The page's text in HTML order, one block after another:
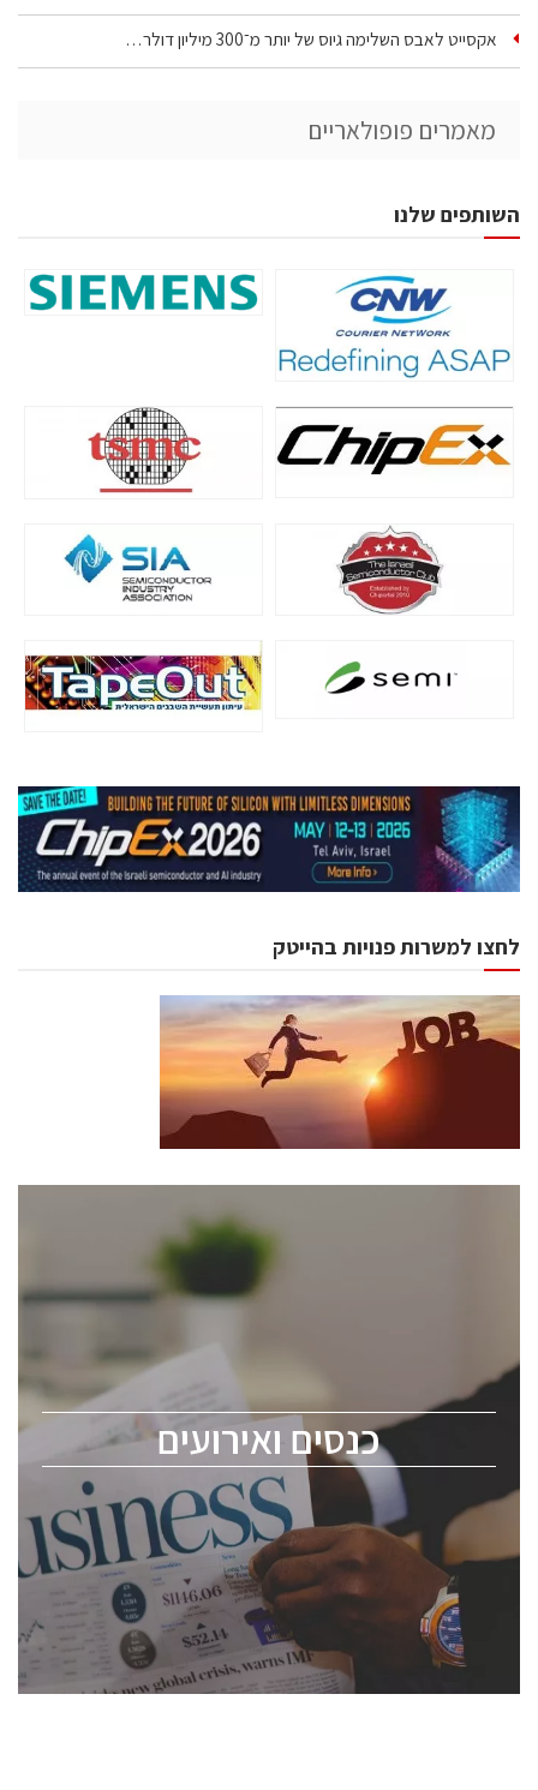
אקסייט לאבס השלימה גיוס של יותר מ־300 מיליון דולר…
מאמרים פופולאריים
השותפים שלנו
לחצו למשרות פנויות בהייטק
כנסים ואירועים
כנסים ואירועים
לכל העוסקים בתעשיית הסמיקונדקטור כולל מהנדסים,
ChipEx2026 will be held on May 12-13, 2026. The
conference is intended for everyone involved in the
semiconductor industry, including engineers,
professional experts, and senior executives.
לחץ לפרטים